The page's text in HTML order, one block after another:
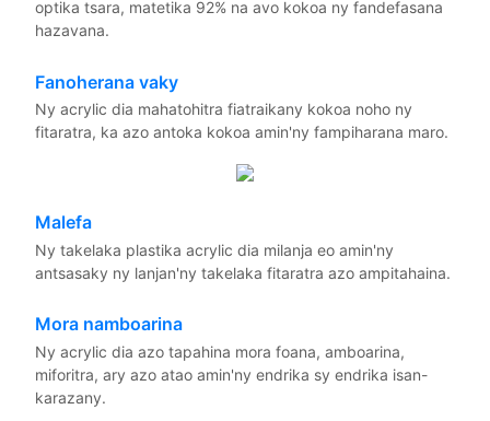
optika tsara, matetika 92% na avo kokoa ny fandefasana
hazavana.
Fanoherana vaky
Ny acrylic dia mahatohitra fiatraikany kokoa noho ny
fitaratra, ka azo antoka kokoa amin'ny fampiharana maro.
Malefa
Ny takelaka plastika acrylic dia milanja eo amin'ny
antsasaky ny lanjan'ny takelaka fitaratra azo ampitahaina.
Mora namboarina
Ny acrylic dia azo tapahina mora foana, amboarina,
miforitra, ary azo atao amin'ny endrika sy endrika isan-
karazany.